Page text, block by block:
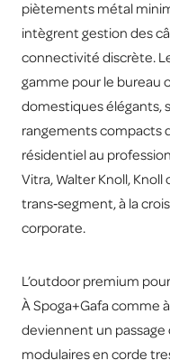
piètements métal
intègrent gestion des
connectivité discrète.
gamme pour le bureau
domestiques élégants,
rangements compacts
résidentiel au
Vitra, Walter Knoll,
trans‑segment, à la
corporate.
L’outdoor premium
À Spoga+Gafa comme
deviennent un passage
modulaires en corde